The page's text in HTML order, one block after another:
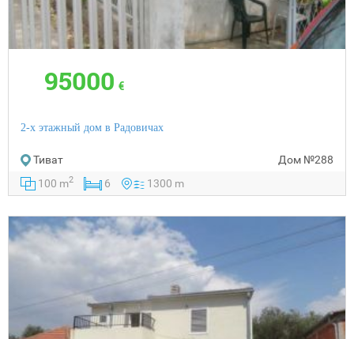
95000 €
2-х этажный дом в Радовичах
Тиват Дом №288
100 m2 6 1300 m